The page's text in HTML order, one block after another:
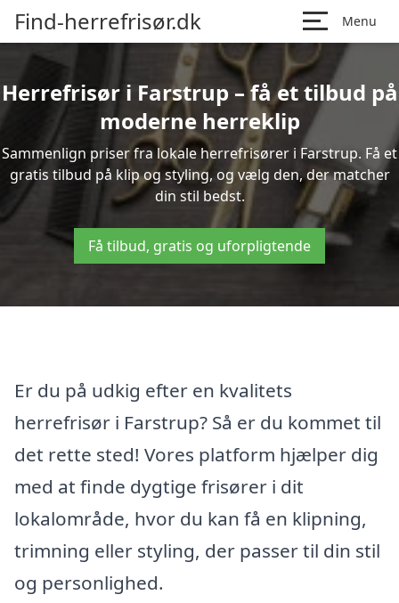
Find-herrefrisør.dk Menu
Herrefrisør i Farstrup – få et tilbud på
moderne herreklip
Sammenlign priser fra lokale herrefrisører i Farstrup. Få et
gratis tilbud på klip og styling, og vælg den, der matcher
din stil bedst.
Få tilbud, gratis og uforpligtende
Er du på udkig efter en kvalitets
herrefrisør i Farstrup? Så er du kommet til
det rette sted! Vores platform hjælper dig
med at finde dygtige frisører i dit
lokalområde, hvor du kan få en klipning,
trimning eller styling, der passer til din stil
og personlighed.